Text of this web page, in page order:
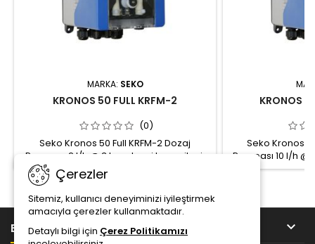
MARKA: SEKO
KRONOS 50 FULL KRFM-2
(0)
Seko Kronos 50 Full KRFM-2 Dozaj
Pompası 2 l/h @ 3 bar dozaj kapasitesi
3x7 Sekoextra tube Ayarlanabilir akış hızı:
4… 20 mA - PPM - Puls - Manuel - Batch
IP65 koruma sınıfı Dozaj ayarı: 0,1- 100 %
Gürültü: &lt;35 dB 100…240 Vac - 20W
Stepper motorlu peristaltik pompa Dijital,
hassas dozaj kontrolü
KRONOS
Seko Kronos
Pompası 10 l/h
6x10 Sekomed
Gürültü: &lt;35
hassas
BİLGİ 
Çerezler
Sitemiz, kullanıcı deneyiminizi iyileştirmek
amacıyla çerezler kullanmaktadır.
Detaylı bilgi için Çerez Politikamızı